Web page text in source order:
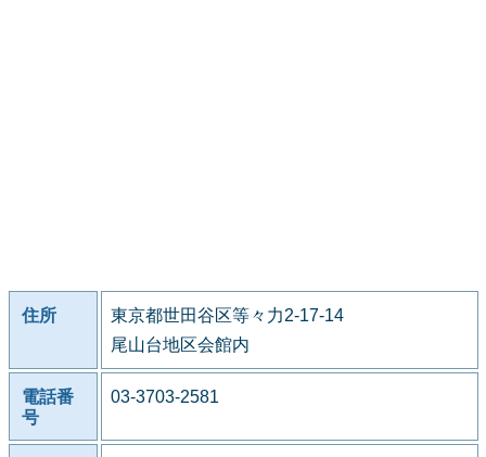
住所
東京都世田谷区等々力2-17-14
尾山台地区会館内
電話番
号
03-3703-2581